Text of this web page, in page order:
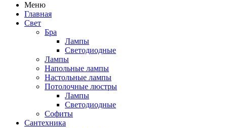
Меню
Главная
Свет
Бра
Лампы
Светодиодные
Лампы
Напольные лампы
Настольные лампы
Потолочные люстры
Лампы
Светодиодные
Софиты
Сантехника